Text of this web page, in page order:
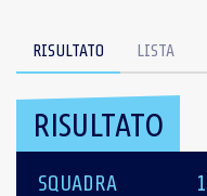
RISULTATO LISTA
RISULTATO
SQUADRA 1